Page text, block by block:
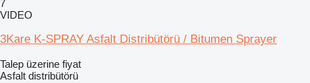
7
VIDEO
3Kare K-SPRAY Asfalt Distribütörü / Bitumen Sprayer
Talep üzerine fiyat
Asfalt distribütörü